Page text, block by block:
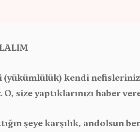
(yükümlülük) kendi
size yaptıklarınızı haber
şeye karşılık, andolsun